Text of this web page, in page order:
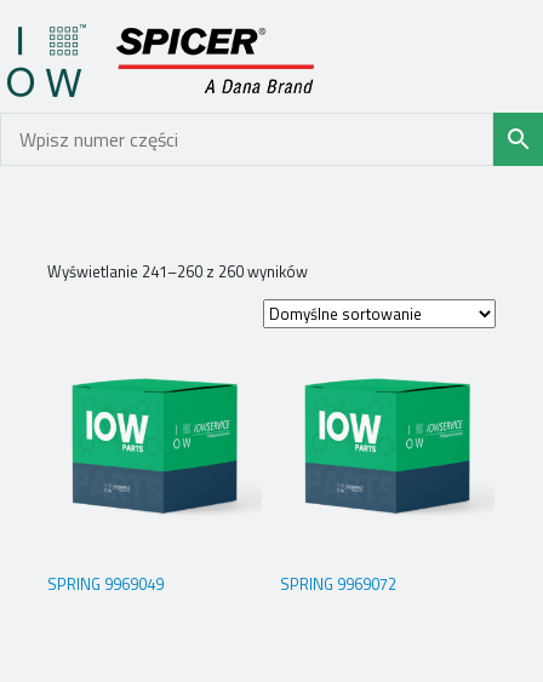
Wyświetlanie 241–260 z 260 wyników
SPRING 9969049 SPRING 9969072